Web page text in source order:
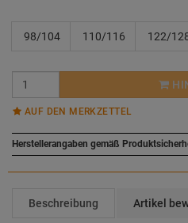
98/104 110/116 122/
AUF DEN MERKZETTEL
Herstellerangaben gemäß
Beschreibung Artikel